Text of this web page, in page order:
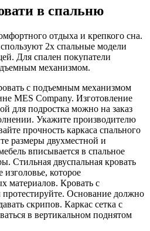
в спальню
отдыха и крепкого сна.
2х спальные модели
Для спален покупатели
механизмом.
с подъемным механизмом
MES Company. Изготовление
для подростка можно на заказ
Укажите производителю
прочность каркаса спального
размеры двухместной и
вписывается в спальное
Стильная двуспальная кровать
которое
материалов. Кровать с
Основание должно
скрипов. Каркас сетка с
в вертикальном поднятом